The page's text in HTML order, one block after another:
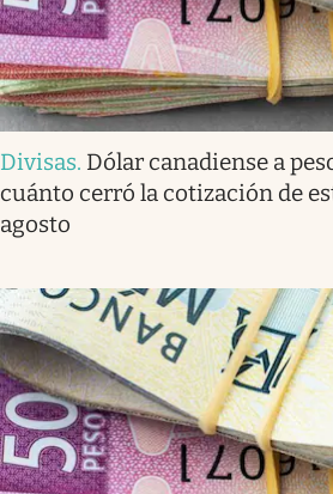
Divisas. Dólar canadiense a
cuánto cerró la cotización de
agosto